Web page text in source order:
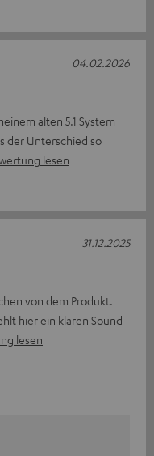
alten 5.1 System
der Unterschied so
lesen
04.02.2026
von dem Produkt.
hier ein klaren Sound
lesen
31.12.2025